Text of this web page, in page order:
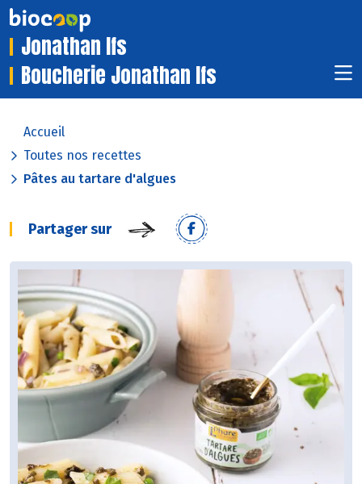
Jonathan Ifs
Boucherie Jonathan Ifs
Accueil
Toutes nos recettes
Pâtes au tartare d'algues
Partager sur